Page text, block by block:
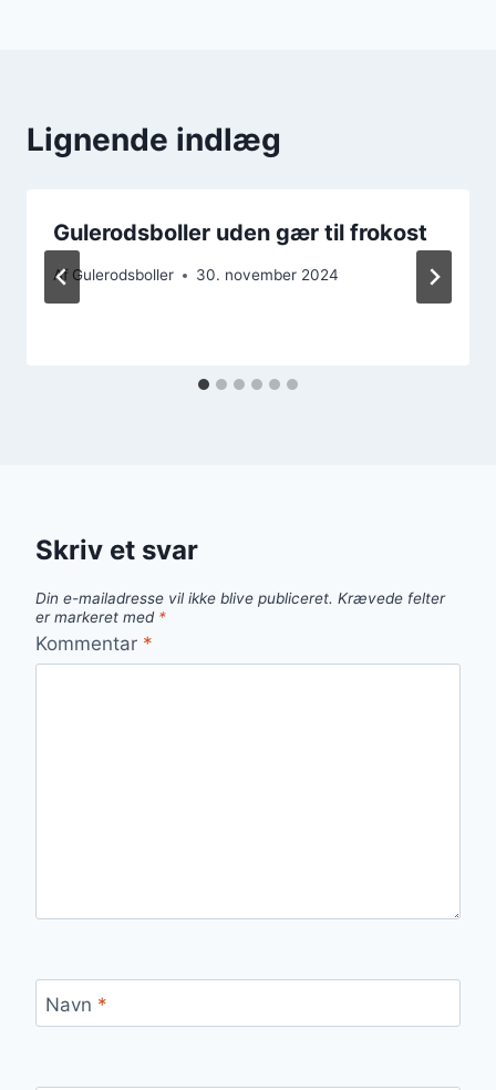
Lignende indlæg
Gulerodsboller uden gær til frokost
Af Gulerodsboller 30. november 2024
Skriv et svar
Din e-mailadresse vil ikke blive publiceret. Krævede felter
er markeret med *
Kommentar *
Navn *